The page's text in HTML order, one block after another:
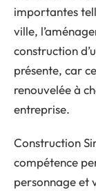
importantes
ville,
construction
présente, car
renouvelée à
entreprise.
Construction
compétence
personnage et